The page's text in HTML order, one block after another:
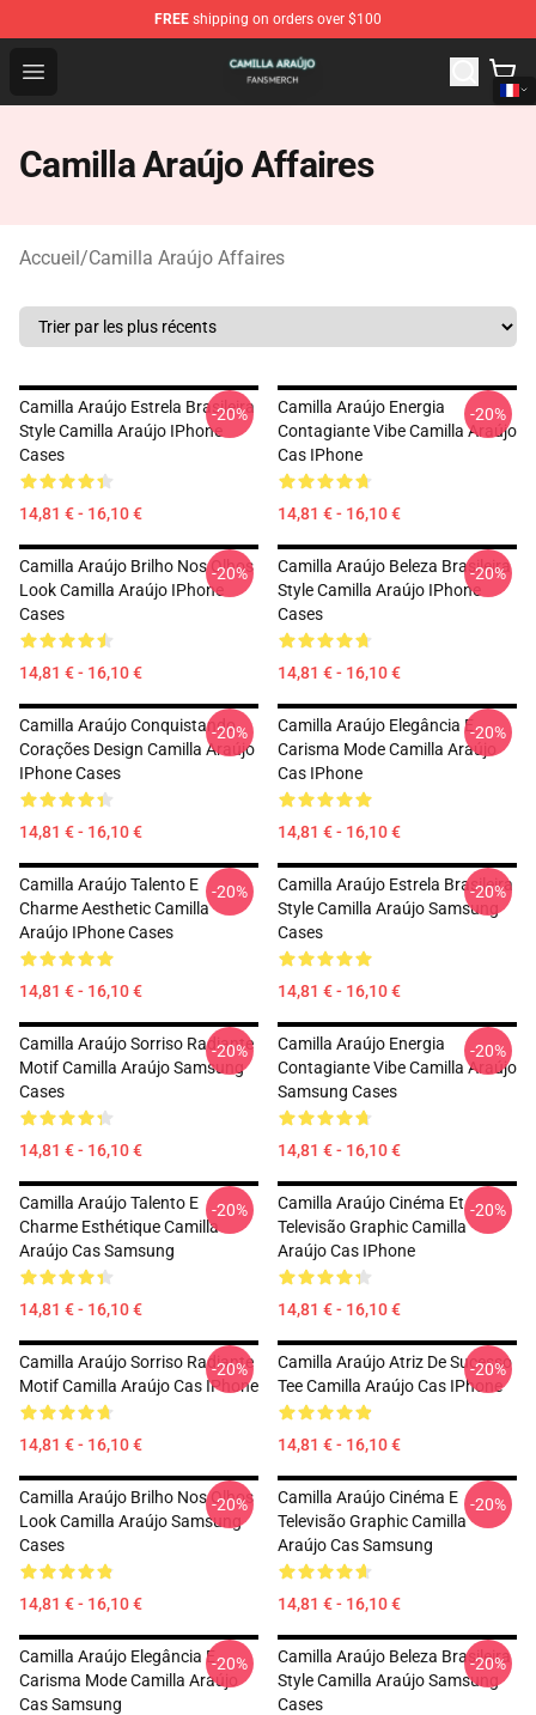
FREE shipping on orders over $100
Open menu
Camilla Araújo Shop - Official Camilla Araújo
Camilla Araújo Affaires
Accueil/Camilla Araújo Affaires
Camilla Araújo Estrela Brasileira
Style Camilla Araújo IPhone
Cases
14,81 € - 16,10 €
-20%
Camilla Araújo Energia
Contagiante Vibe Camilla Araújo
Cas IPhone
14,81 € - 16,10 €
-20%
Camilla Araújo Brilho Nos Olhos
Look Camilla Araújo IPhone
Cases
14,81 € - 16,10 €
-20%
Camilla Araújo Beleza Brasileira
Style Camilla Araújo IPhone
Cases
14,81 € - 16,10 €
-20%
Camilla Araújo Conquistando
Corações Design Camilla Araújo
IPhone Cases
14,81 € - 16,10 €
-20%
Camilla Araújo Elegância E
Carisma Mode Camilla Araújo
Cas IPhone
14,81 € - 16,10 €
-20%
Camilla Araújo Talento E
Charme Aesthetic Camilla
Araújo IPhone Cases
14,81 € - 16,10 €
-20%
Camilla Araújo Estrela Brasileira
Style Camilla Araújo Samsung
Cases
14,81 € - 16,10 €
-20%
Camilla Araújo Sorriso Radiante
Motif Camilla Araújo Samsung
Cases
14,81 € - 16,10 €
-20%
Camilla Araújo Energia
Contagiante Vibe Camilla Araújo
Samsung Cases
14,81 € - 16,10 €
-20%
Camilla Araújo Talento E
Charme Esthétique Camilla
Araújo Cas Samsung
14,81 € - 16,10 €
-20%
Camilla Araújo Cinéma Et
Televisão Graphic Camilla
Araújo Cas IPhone
14,81 € - 16,10 €
-20%
Camilla Araújo Sorriso Radiante
Motif Camilla Araújo Cas IPhone
14,81 € - 16,10 €
-20%
Camilla Araújo Atriz De Sucesso
Tee Camilla Araújo Cas IPhone
14,81 € - 16,10 €
-20%
Camilla Araújo Brilho Nos Olhos
Look Camilla Araújo Samsung
Cases
14,81 € - 16,10 €
-20%
Camilla Araújo Cinéma E
Televisão Graphic Camilla
Araújo Cas Samsung
14,81 € - 16,10 €
-20%
Camilla Araújo Elegância E
Carisma Mode Camilla Araújo
Cas Samsung
-20%
Camilla Araújo Beleza Brasileira
Style Camilla Araújo Samsung
Cases
-20%